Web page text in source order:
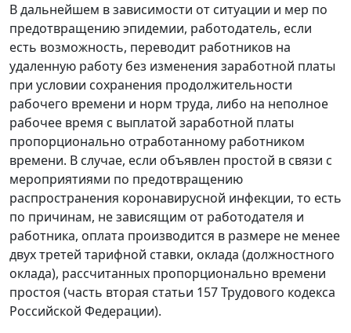
В дальнейшем в зависимости от ситуации и мер по
предотвращению эпидемии, работодатель, если
есть возможность, переводит работников на
удаленную работу без изменения заработной платы
при условии сохранения продолжительности
рабочего времени и норм труда, либо на неполное
рабочее время с выплатой заработной платы
пропорционально отработанному работником
времени. В случае, если объявлен простой в связи с
мероприятиями по предотвращению
распространения коронавирусной инфекции, то есть
по причинам, не зависящим от работодателя и
работника, оплата производится в размере не менее
двух третей тарифной ставки, оклада (должностного
оклада), рассчитанных пропорционально времени
простоя (часть вторая статьи 157 Трудового кодекса
Российской Федерации).